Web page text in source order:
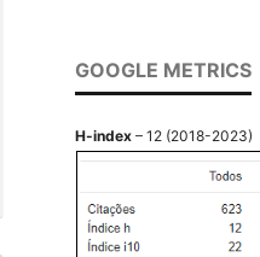
GOOGLE METRICS
H-index – 12 (2018-2023)